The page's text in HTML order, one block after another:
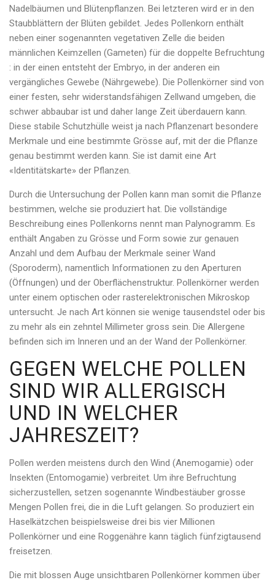
Nadelbäumen und Blütenpflanzen. Bei letzteren wird er in den
Staubblättern der Blüten gebildet. Jedes Pollenkorn enthält
neben einer sogenannten vegetativen Zelle die beiden
männlichen Keimzellen (Gameten) für die doppelte Befruchtung
: in der einen entsteht der Embryo, in der anderen ein
vergängliches Gewebe (Nährgewebe). Die Pollenkörner sind von
einer festen, sehr widerstandsfähigen Zellwand umgeben, die
schwer abbaubar ist und daher lange Zeit überdauern kann.
Diese stabile Schutzhülle weist ja nach Pflanzenart besondere
Merkmale und eine bestimmte Grösse auf, mit der die Pflanze
genau bestimmt werden kann. Sie ist damit eine Art
«Identitätskarte» der Pflanzen.
Durch die Untersuchung der Pollen kann man somit die Pflanze
bestimmen, welche sie produziert hat. Die vollständige
Beschreibung eines Pollenkorns nennt man Palynogramm. Es
enthält Angaben zu Grösse und Form sowie zur genauen
Anzahl und dem Aufbau der Merkmale seiner Wand
(Sporoderm), namentlich Informationen zu den Aperturen
(Öffnungen) und der Oberflächenstruktur. Pollenkörner werden
unter einem optischen oder rasterelektronischen Mikroskop
untersucht. Je nach Art können sie wenige tausendstel oder bis
zu mehr als ein zehntel Millimeter gross sein. Die Allergene
befinden sich im Inneren und an der Wand der Pollenkörner.
GEGEN WELCHE POLLEN
SIND WIR ALLERGISCH
UND IN WELCHER
JAHRESZEIT?
Pollen werden meistens durch den Wind (Anemogamie) oder
Insekten (Entomogamie) verbreitet. Um ihre Befruchtung
sicherzustellen, setzen sogenannte Windbestäuber grosse
Mengen Pollen frei, die in die Luft gelangen. So produziert ein
Haselkätzchen beispielsweise drei bis vier Millionen
Pollenkörner und eine Roggenähre kann täglich fünfzigtausend
freisetzen.
Die mit blossen Auge unsichtbaren Pollenkörner kommen über